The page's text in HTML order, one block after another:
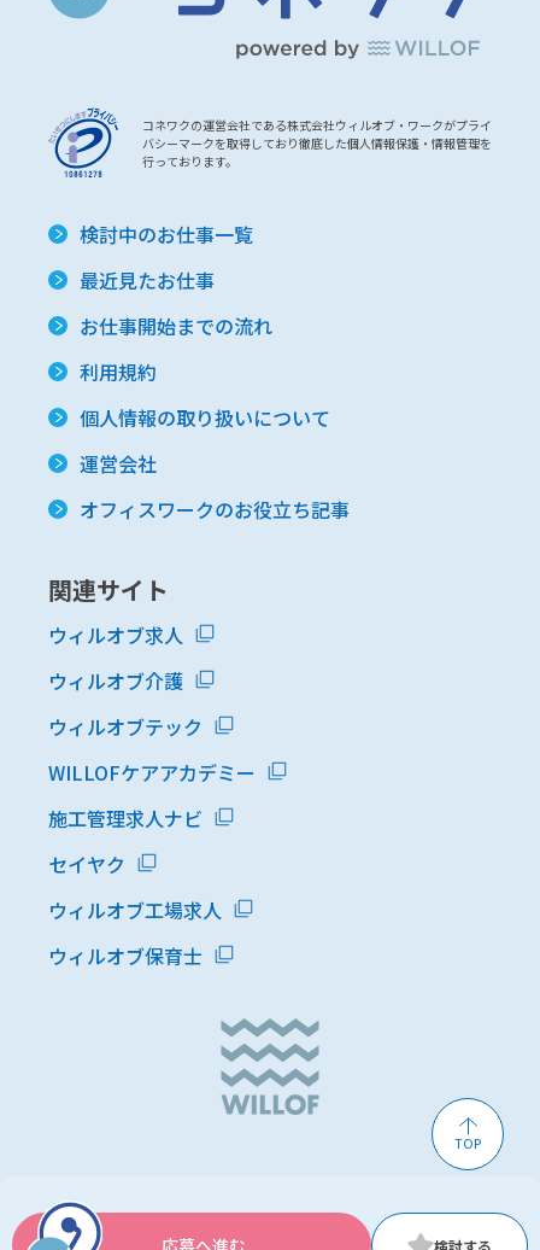
応募へ進む
TOP
コネワクの運営会社である株式会社ウィルオブ・ワークがプライ
バシーマークを取得しており徹底した個人情報保護・情報管理を
行っております。
検討中のお仕事一覧
最近見たお仕事
お仕事開始までの流れ
利用規約
個人情報の取り扱いについて
運営会社
オフィスワークのお役立ち記事
関連サイト
ウィルオブ求人
ウィルオブ介護
ウィルオブテック
WILLOFケアアカデミー
施工管理求人ナビ
セイヤク
ウィルオブ工場求人
ウィルオブ保育士